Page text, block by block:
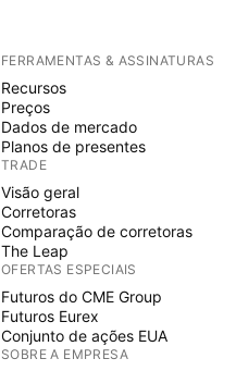
FERRAMENTAS & ASSINATURAS
Recursos
Preços
Dados de mercado
Planos de presentes
TRADE
Visão geral
Corretoras
Comparação de corretoras
The Leap
OFERTAS ESPECIAIS
Futuros do CME Group
Futuros Eurex
Conjunto de ações EUA
SOBRE A EMPRESA